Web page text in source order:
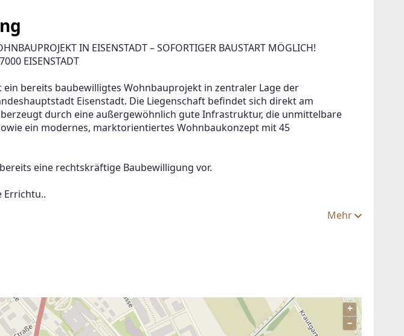
IN EISENSTADT – SOFORTIGER BAUSTART MÖGLICH!
EISENSTADT
ein bereits baubewilligtes Wohnbauprojekt in zentraler Lage der
Eisenstadt. Die Liegenschaft befindet sich direkt am
durch eine außergewöhnlich gute Infrastruktur, die unmittelbare
ein modernes, marktorientiertes Wohnbaukonzept mit 45
eine rechtskräftige Baubewilligung vor.
Errichtu..
Mehr
+
–